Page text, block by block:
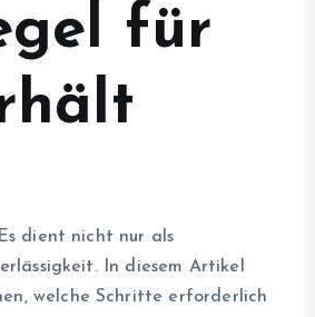
für
dient nicht nur als
In diesem Artikel
welche Schritte erforderlich